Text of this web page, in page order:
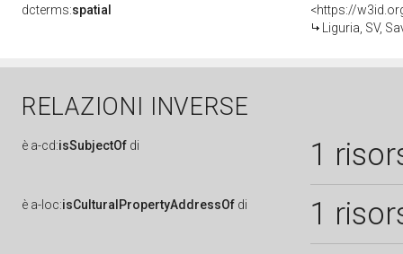
dcterms:spatial
<https://
Liguria, SV,
RELAZIONI INVERSE
è a-cd:isSubjectOf di 1
è a-loc:isCulturalPropertyAddressOf di 1